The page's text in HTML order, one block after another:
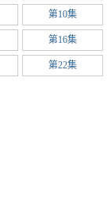
第10集
第16集
第22集